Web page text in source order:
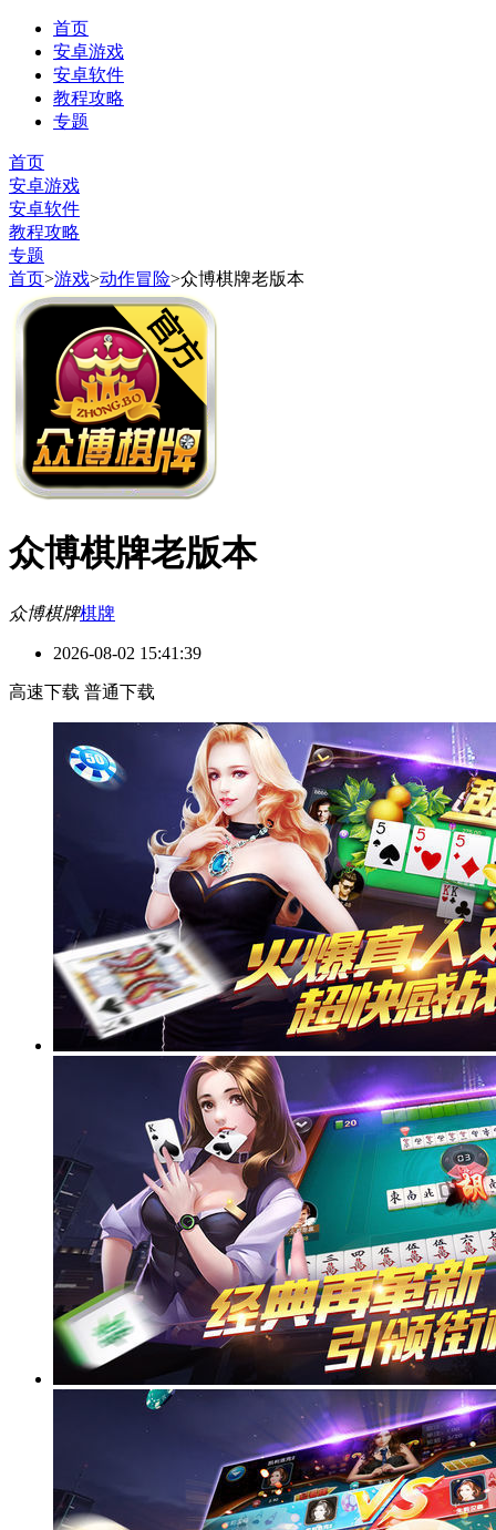
首页
安卓游戏
安卓软件
教程攻略
专题
首页
安卓游戏
安卓软件
教程攻略
专题
首页>游戏>动作冒险>众博棋牌老版本
众博棋牌老版本
众博棋牌棋牌
2026-08-02 15:41:39
高速下载 普通下载